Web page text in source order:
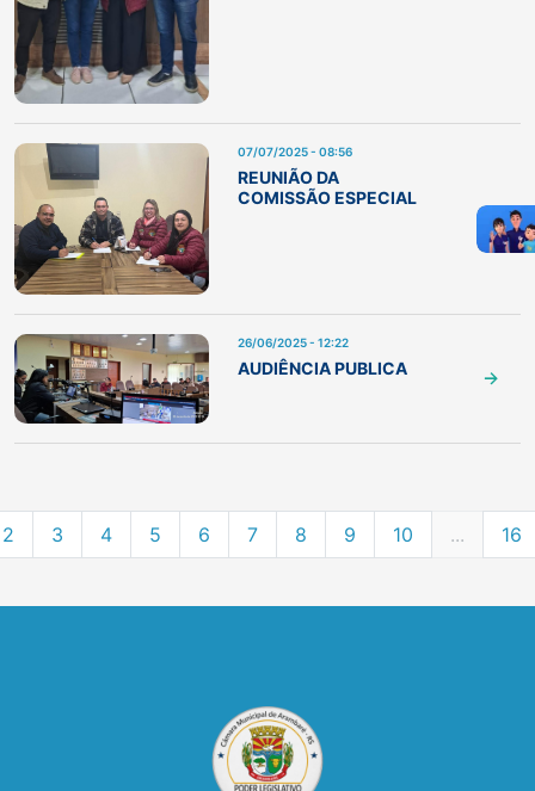
07/07/2025 - 08:56
REUNIÃO DA
COMISSÃO ESPECIAL
26/06/2025 - 12:22
AUDIÊNCIA PUBLICA
2 3 4 5 6 7 8 9 10 ... 16